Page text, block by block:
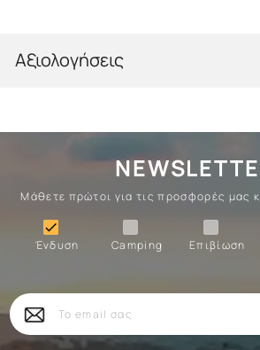
Αξιολογήσεις
Μάθετε πρώτοι για τις προσφορές μας
Επιβίωση
Camping
Ένδυση

Ένδυση
Το
email
σας